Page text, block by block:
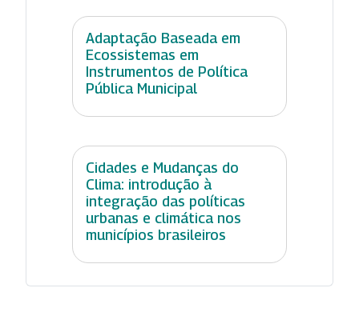
Adaptação Baseada em
Ecossistemas em
Instrumentos de Política
Pública Municipal
Cidades e Mudanças do
Clima: introdução à
integração das políticas
urbanas e climática nos
municípios brasileiros